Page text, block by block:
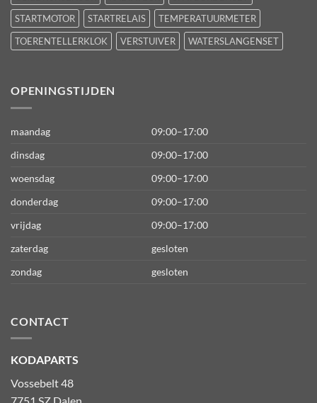
STARTMOTOR
STARTRELAIS
TEMPERATUURMETER
TOERENTELLERKLOK
VERSTUIVER WATERSLANGENSET
OPENINGSTIJDEN
maandag
09:00–17:00
dinsdag
09:00–17:00
woensdag
09:00–17:00
donderdag
09:00–17:00
vrijdag
09:00–17:00
zaterdag
gesloten
zondag
gesloten
CONTACT
KODAPARTS
Vossebelt 48